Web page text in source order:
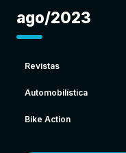
ago/2023
Revistas
Automobilística
Bike Action